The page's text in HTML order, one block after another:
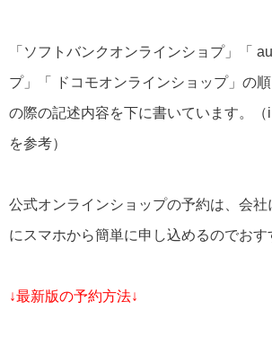
「ソフトバンクオンラインショプ」「
プ」「 ドコモオンラインショップ」の
の際の記述内容を下に書いています。
を参考）
公式オンラインショップの予約は、会社
にスマホから簡単に申し込めるのでおす
↓最新版の予約方法↓